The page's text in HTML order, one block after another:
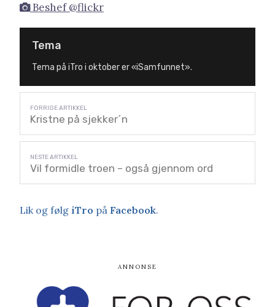
Beshef @flickr
Tema
Tema på iTro i oktober er «iSamfunnet».
Kristne på sjekker´n
Vil formidle troen – også gjennom ord
Lik og følg iTro på Facebook.